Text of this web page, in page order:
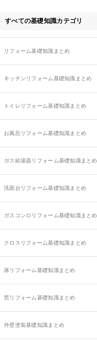
すべての基礎知識カテゴリ
リフォーム基礎知識まとめ
キッチンリフォーム基礎知識まとめ
トイレリフォーム基礎知識まとめ
お風呂リフォーム基礎知識まとめ
ガス給湯器リフォーム基礎知識まとめ
洗面台リフォーム基礎知識まとめ
ガスコンロリフォーム基礎知識まとめ
クロスリフォーム基礎知識まとめ
床リフォーム基礎知識まとめ
窓リフォーム基礎知識まとめ
外壁塗装基礎知識まとめ